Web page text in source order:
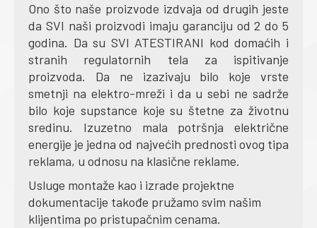
Ono što naše proizvode izdvaja od drugih jeste
da SVI naši proizvodi imaju garanciju od 2 do 5
godina. Da su SVI ATESTIRANI kod domaćih i
stranih regulatornih tela za ispitivanje
proizvoda. Da ne izazivaju bilo koje vrste
smetnji na elektro-mreži i da u sebi ne sadrže
bilo koje supstance koje su štetne za životnu
sredinu. Izuzetno mala potršnja električne
energije je jedna od najvećih prednosti ovog tipa
reklama, u odnosu na klasične reklame.
Usluge montaže kao i izrade projektne
dokumentacije takođe pružamo svim našim
klijentima po pristupačnim cenama.